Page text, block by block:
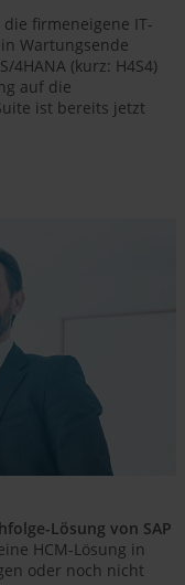
firmeneigene IT-
Wartungsende
4HANA (kurz: H4S4)
auf die
ist bereits jetzt
Lösung von SAP
HCM-Lösung in
oder noch nicht